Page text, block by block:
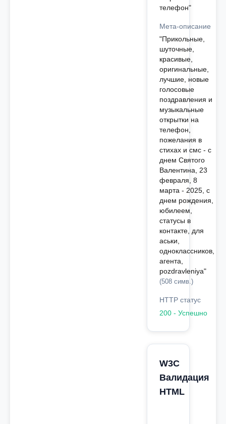
телефон"
Мета-описание
"Прикольные,
шуточные,
красивые,
оригинальные,
лучшие, новые
голосовые
поздравления и
музыкальные
открытки на
телефон,
пожелания в
стихах и смс - с
днем Святого
Валентина, 23
февраля, 8
марта - 2025, c
днем рождения,
юбилеем,
cтатусы в
контакте, для
аськи,
одноклассников,
агента,
pozdravleniya"
(508 симв.)
HTTP статус
200 - Успешно
W3C
Валидация
HTML